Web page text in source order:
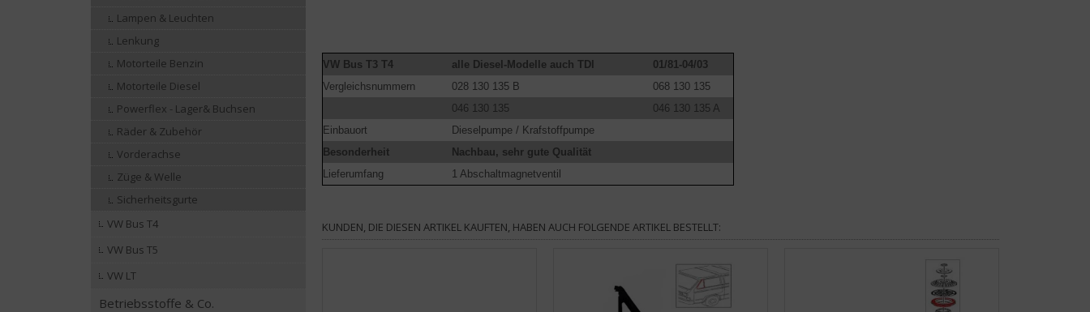
VW Bus T3 T4 alle Diesel-Modelle auch TDI
01/81-04/03
Vergleichsnummern
028 130 135 B
068 130 135
046 130 135
046 130 135 A
Einbauort
Dieselpumpe / Krafstoffpumpe
Besonderheit
Nachbau, sehr gute Qualität
Lieferumfang
1 Abschaltmagnetventil
KUNDEN, DIE DIESEN ARTIKEL KAUFTEN, HABEN AUCH FOLGENDE ARTIKEL BESTELLT:
Lampen & Leuchten
Lenkung
Motorteile Benzin
Motorteile Diesel
Powerflex - Lager& Buchsen
Räder & Zubehör
Vorderachse
Züge & Welle
Sicherheitsgurte
VW Bus T4
VW Bus T5
VW LT
Betriebsstoffe & Co.